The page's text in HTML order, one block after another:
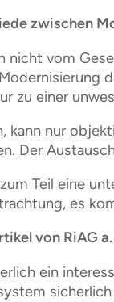
zwischen
nicht vom
zu einer
kann nur
Der
Teil eine
es
von RiAG
ein